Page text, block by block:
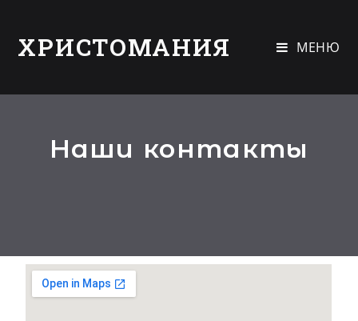
ХРИСТОМАНИЯ МЕНЮ
Наши контакты